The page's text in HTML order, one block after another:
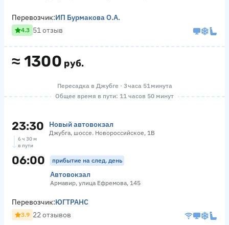
≈ 1300 руб.
Перевозчик:ИП Бурмакова О.А.
4.3 51 отзыв
Пересадка в Джубге · 3 часа 51 минута
Общее время в пути: 11 часов 50 минут
23:30 Новый автовокзал
Джубга, шоссе. Новороссийское, 1В
6 ч 30 м
в пути
06:00 прибытие на след. день
Автовокзал
Армавир, улица Ефремова, 145
Перевозчик:ЮГТРАНС
3.9 22 отзывов